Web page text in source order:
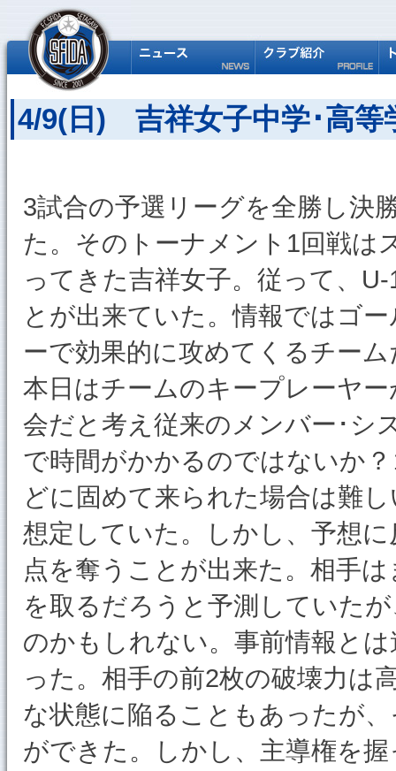
4/9(日) 吉祥女子中学･高等
3試合の予選リーグを全勝し決
た。そのトーナメント1回戦は
ってきた吉祥女子。従って、
とが出来ていた。情報ではゴ
ーで効果的に攻めてくるチー
本日はチームのキープレーヤ
会だと考え従来のメンバー･シ
で時間がかかるのではないか
どに固めて来られた場合は難
想定していた。しかし、予想
点を奪うことが出来た。相手
を取るだろうと予測していた
のかもしれない。事前情報と
った。相手の前2枚の破壊力は
な状態に陥ることもあったが
ができた。しかし、主導権を